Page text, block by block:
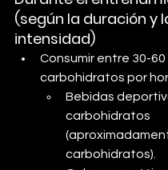
(según la duración y
intensidad)
Consumir entre 30-
carbohidratos por
Bebidas
carbohidratos
carbohidratos).